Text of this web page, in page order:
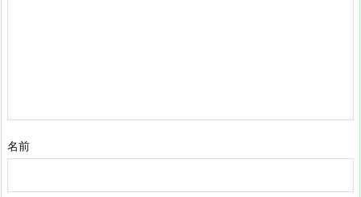
名前